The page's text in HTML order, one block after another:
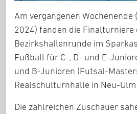
Am vergangenen
2024) fanden die Finalturniere
Bezirkshallenrunde im
Fußball für C-, D- und E-
und B-Junioren (Futsal-
Realschulturnhalle in Neu-
Die zahlreichen Zuschauer